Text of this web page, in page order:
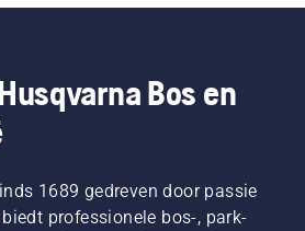
Bos en
1689 gedreven door passie
professionele bos-, park-